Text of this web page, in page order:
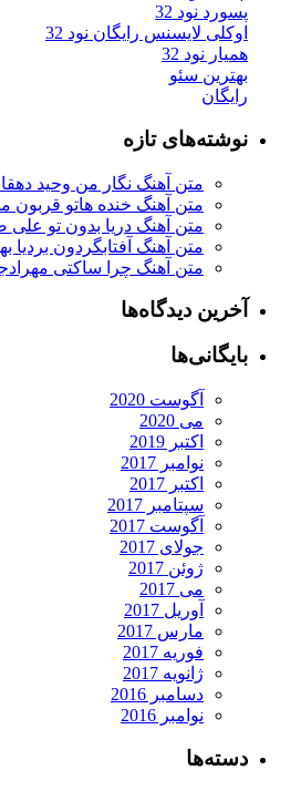
پسورد نود 32
اوکلی لایسنس رایگان نود 32
همیار نود 32
بهترین سئو
رایگان
نوشته‌های تازه
متن آهنگ نگار من وحید
متن آهنگ خنده هاتو قربون
متن آهنگ دریا بدون تو علی
متن آهنگ آفتابگردون بردیا
متن آهنگ چرا ساکتی
آخرین دیدگاه‌ها
بایگانی‌ها
آگوست 2020
می 2020
اکتبر 2019
نوامبر 2017
اکتبر 2017
سپتامبر 2017
آگوست 2017
جولای 2017
ژوئن 2017
می 2017
آوریل 2017
مارس 2017
فوریه 2017
ژانویه 2017
دسامبر 2016
نوامبر 2016
دسته‌ها